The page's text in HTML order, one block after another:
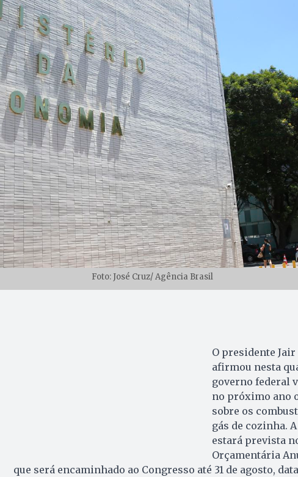
Foto: José Cruz/ Agência Brasil
O presidente
afirmou nesta
governo federal
no próximo ano
sobre os
gás de cozinha.
estará prevista
Orçamentária
que será encaminhado ao Congresso até 31 de agosto,